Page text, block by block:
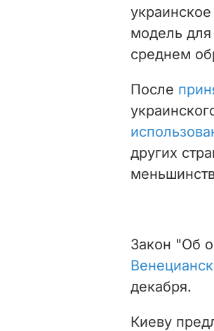
модель
среднем
После
других
Закон "Об
декабря.
Киеву